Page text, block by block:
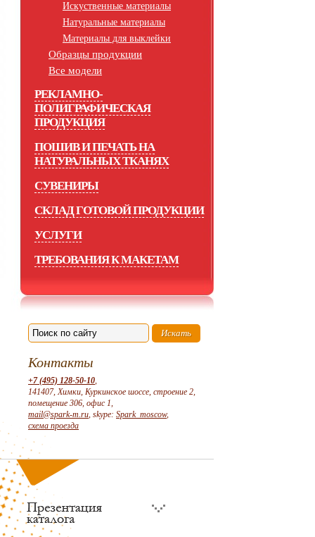
Искуственные материалы
Натуральные материалы
Материалы для выклейки
Образцы продукции
Все модели
РЕКЛАМНО-
ПОЛИГРАФИЧЕСКАЯ
ПРОДУКЦИЯ
ПОШИВ И ПЕЧАТЬ НА
НАТУРАЛЬНЫХ ТКАНЯХ
СУВЕНИРЫ
СКЛАД ГОТОВОЙ ПРОДУКЦИИ
УСЛУГИ
ТРЕБОВАНИЯ К МАКЕТАМ
Контакты
+7 (495) 128-50-10,
141407, Химки, Куркинское шоссе, строение 2,
помещение 306, офис 1,
mail@spark-m.ru, skype: Spark_moscow,
схема проезда